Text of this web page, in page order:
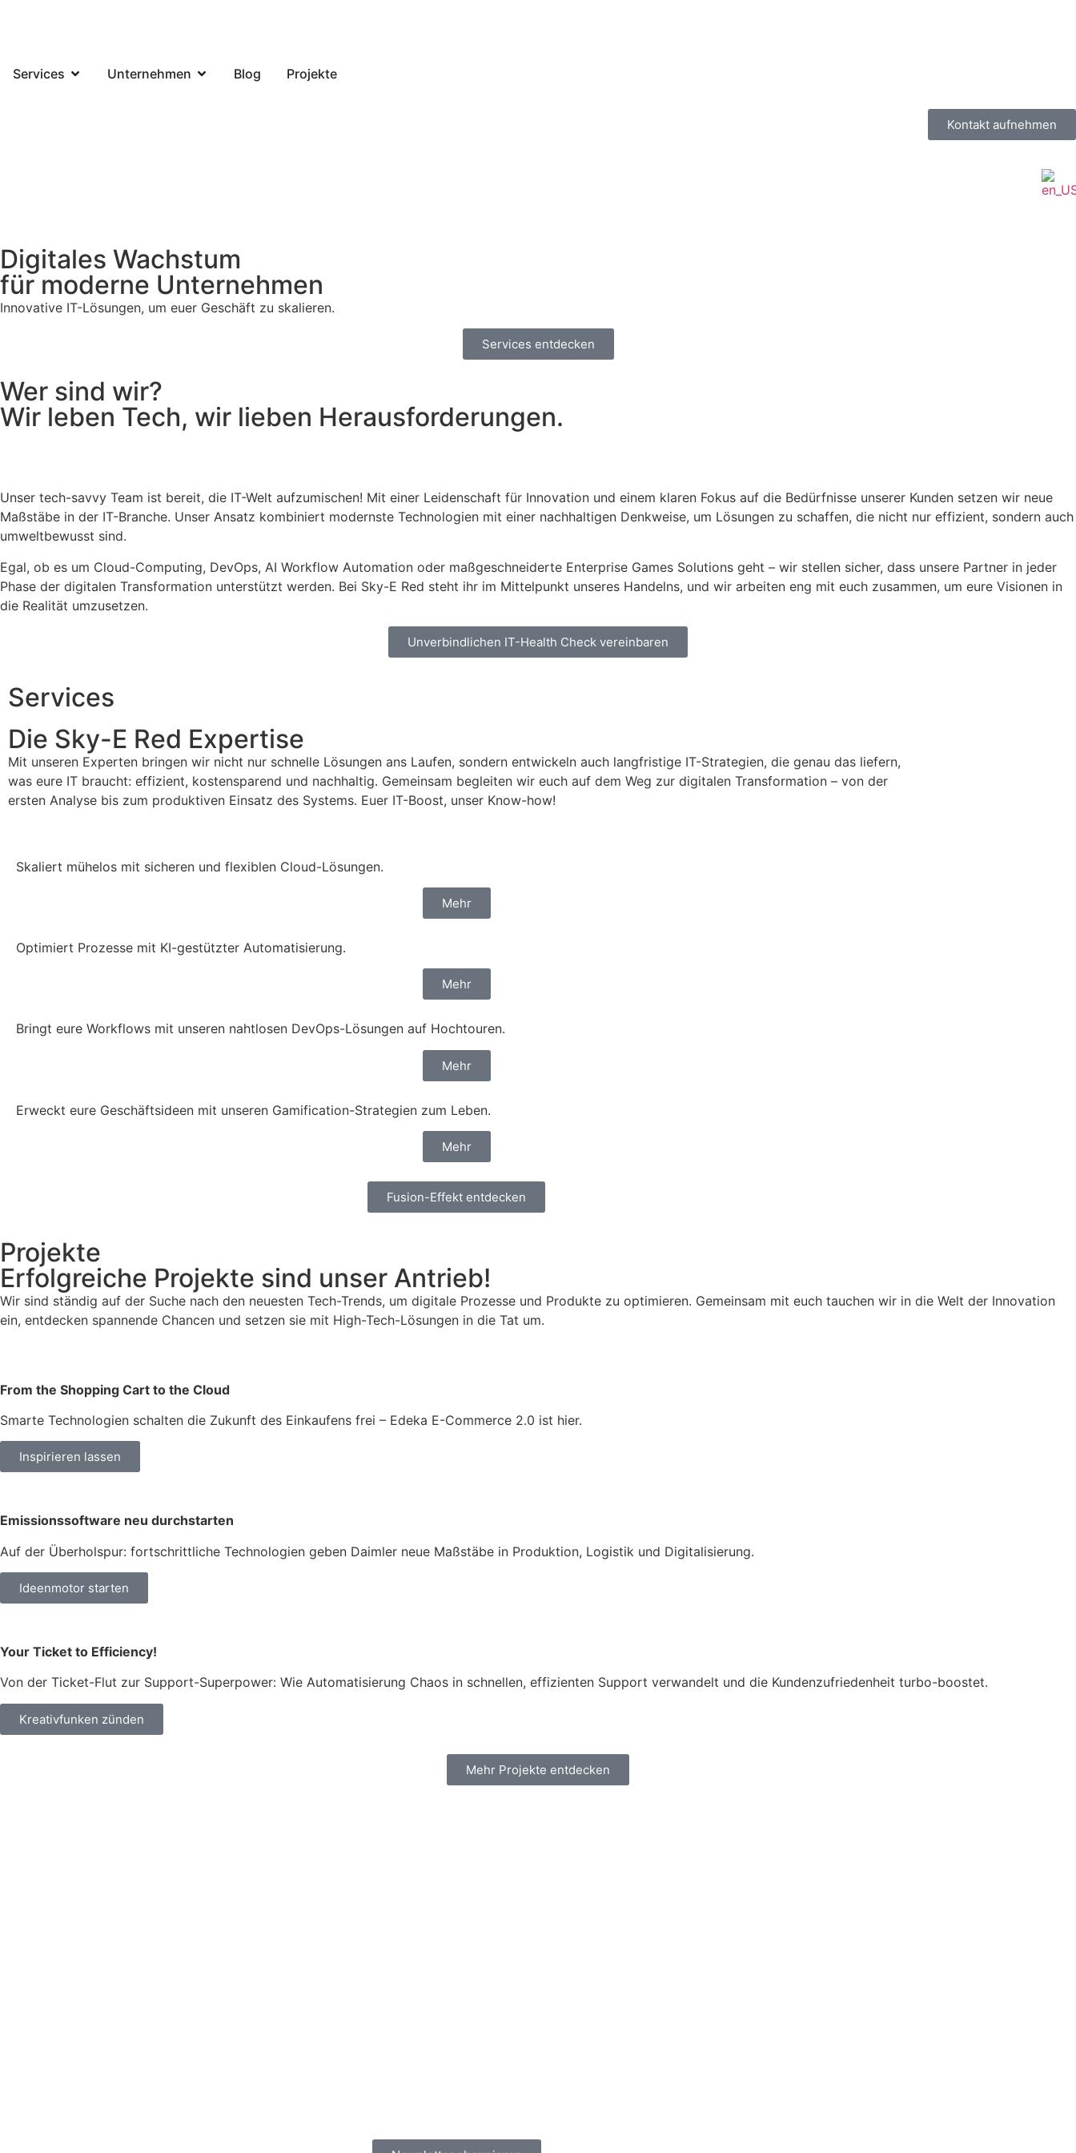
Services Unternehmen Blog Projekte
Kontakt aufnehmen
Digitales Wachstum
für moderne Unternehmen
Innovative IT-Lösungen, um euer Geschäft zu skalieren.
Services entdecken
Wer sind wir?
Wir leben Tech, wir lieben Herausforderungen.
Unser tech-savvy Team ist bereit, die IT-Welt aufzumischen! Mit einer Leidenschaft für Innovation und einem klaren Fokus auf die Bedürfnisse unserer Kunden setzen wir neue
Maßstäbe in der IT-Branche. Unser Ansatz kombiniert modernste Technologien mit einer nachhaltigen Denkweise, um Lösungen zu schaffen, die nicht nur effizient, sondern auch
umweltbewusst sind.
Egal, ob es um Cloud-Computing, DevOps, AI Workflow Automation oder maßgeschneiderte Enterprise Games Solutions geht – wir stellen sicher, dass unsere Partner in jeder
Phase der digitalen Transformation unterstützt werden. Bei Sky-E Red steht ihr im Mittelpunkt unseres Handelns, und wir arbeiten eng mit euch zusammen, um eure Visionen in
die Realität umzusetzen.
Unverbindlichen IT-Health Check vereinbaren
Services
Die Sky-E Red Expertise
Mit unseren Experten bringen wir nicht nur schnelle Lösungen ans Laufen, sondern entwickeln auch langfristige IT-Strategien, die genau das liefern,
was eure IT braucht: effizient, kostensparend und nachhaltig. Gemeinsam begleiten wir euch auf dem Weg zur digitalen Transformation – von der
ersten Analyse bis zum produktiven Einsatz des Systems. Euer IT-Boost, unser Know-how!
Skaliert mühelos mit sicheren und flexiblen Cloud-Lösungen.
Mehr
Optimiert Prozesse mit KI-gestützter Automatisierung.
Mehr
Bringt eure Workflows mit unseren nahtlosen DevOps-Lösungen auf Hochtouren.
Mehr
Erweckt eure Geschäftsideen mit unseren Gamification-Strategien zum Leben.
Mehr
Fusion-Effekt entdecken
Projekte
Erfolgreiche Projekte sind unser Antrieb!
Wir sind ständig auf der Suche nach den neuesten Tech-Trends, um digitale Prozesse und Produkte zu optimieren. Gemeinsam mit euch tauchen wir in die Welt der Innovation
ein, entdecken spannende Chancen und setzen sie mit High-Tech-Lösungen in die Tat um.
From the Shopping Cart to the Cloud
Smarte Technologien schalten die Zukunft des Einkaufens frei – Edeka E-Commerce 2.0 ist hier.
Inspirieren lassen
Emissionssoftware neu durchstarten
Auf der Überholspur: fortschrittliche Technologien geben Daimler neue Maßstäbe in Produktion, Logistik und Digitalisierung.
Ideenmotor starten
Your Ticket to Efficiency!
Von der Ticket-Flut zur Support-Superpower: Wie Automatisierung Chaos in schnellen, effizienten Support verwandelt und die Kundenzufriedenheit turbo-boostet.
Kreativfunken zünden
Mehr Projekte entdecken